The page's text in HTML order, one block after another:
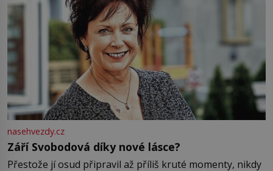
nasehvezdy.cz
Září Svobodová díky nové lásce?
Přestože jí osud připravil až příliš kruté momenty, nikdy